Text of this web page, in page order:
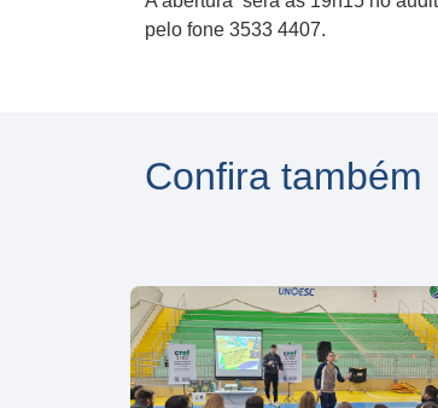
pelo fone 3533 4407.
Confira também